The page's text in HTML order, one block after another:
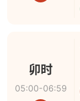
卯时
05:00-06:59